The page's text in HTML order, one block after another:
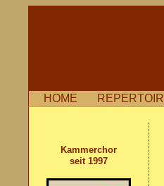
HOME
Kammerchor
seit 1997